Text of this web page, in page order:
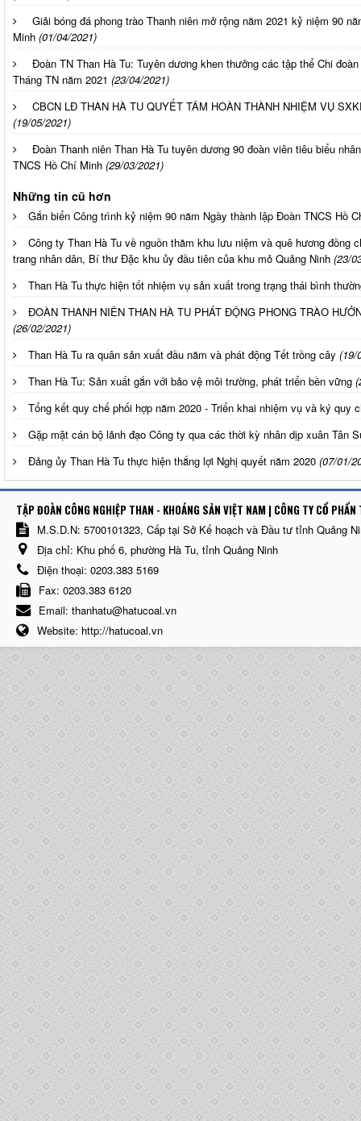
Giải bóng đá phong trào Thanh niên mở rộng năm 2021 kỷ niệm 90
Minh (01/04/2021)
Đoàn TN Than Hà Tu: Tuyên dương khen thưởng các tập thể Chi
Tháng TN năm 2021 (23/04/2021)
CBCN LĐ THAN HÀ TU QUYẾT TÂM HOÀN THÀNH NHIỆM VỤ
(19/05/2021)
Đoàn Thanh niên Than Hà Tu tuyên dương 90 đoàn viên tiêu biểu
TNCS Hồ Chí Minh (29/03/2021)
Những tin cũ hơn
Gắn biển Công trình kỷ niệm 90 năm Ngày thành lập Đoàn TNCS Hồ
Công ty Than Hà Tu về nguồn thăm khu lưu niệm và quê hương đồng
trang nhân dân, Bí thư Ðặc khu ủy đầu tiên của khu mỏ Quảng Ninh (23/
Than Hà Tu thực hiện tốt nhiệm vụ sản xuất trong trạng thái bình
ĐOÀN THANH NIÊN THAN HÀ TU PHÁT ĐỘNG PHONG TRÀO
(26/02/2021)
Than Hà Tu ra quân sản xuất đầu năm và phát động Tết trồng cây (19/
Than Hà Tu: Sản xuất gắn với bảo vệ môi trường, phát triển bền vững
Tổng kết quy chế phối hợp năm 2020 - Triển khai nhiệm vụ và ký quy
Gặp mặt cán bộ lãnh đạo Công ty qua các thời kỳ nhân dịp xuân Tân
Đảng ủy Than Hà Tu thực hiện thắng lợi Nghị quyết năm 2020 (07/01/
TẬP ĐOÀN CÔNG NGHIỆP THAN - KHOÁNG SẢN VIỆT NAM | CÔNG TY CỔ
M.S.D.N: 5700101323, Cấp tại Sở Kế hoạch và Đầu tư tỉnh Quảng
Địa chỉ: Khu phố 6, phường Hà Tu, tỉnh Quảng Ninh
Điện thoại: 0203.383 5169
Fax: 0203.383 6120
Email: thanhatu@hatucoal.vn
Website: http://hatucoal.vn